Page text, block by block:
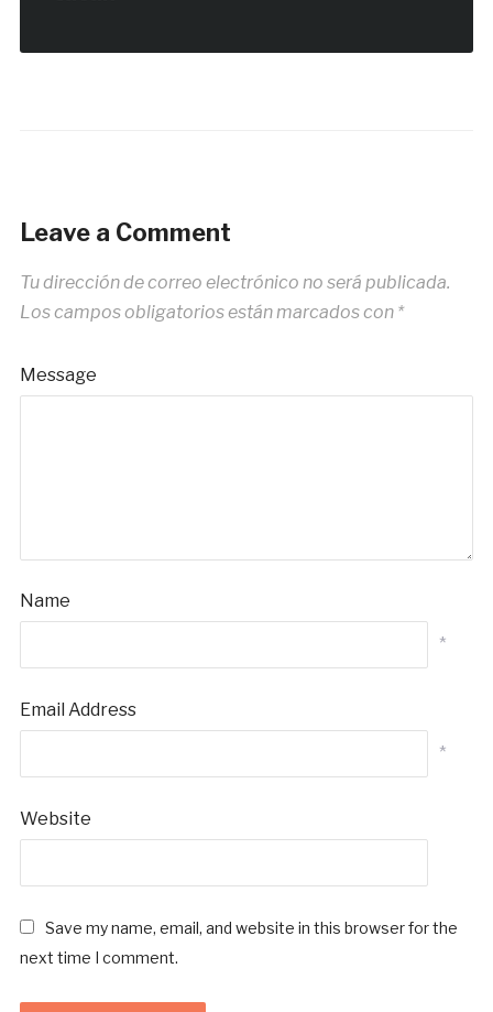
Leave a Comment
Tu dirección de correo electrónico no será publicada.
Los campos obligatorios están marcados con *
Message
Name
*
Email Address
*
Website
Save my name, email, and website in this browser for the
next time I comment.